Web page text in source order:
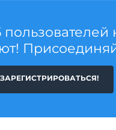
пользователей
ЗАРЕГИСТРИРОВАТЬСЯ!